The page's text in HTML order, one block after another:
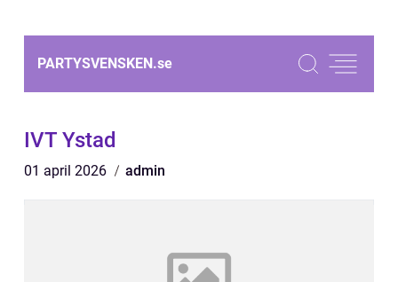
PARTYSVENSKEN.se
IVT Ystad
01 april 2026 admin